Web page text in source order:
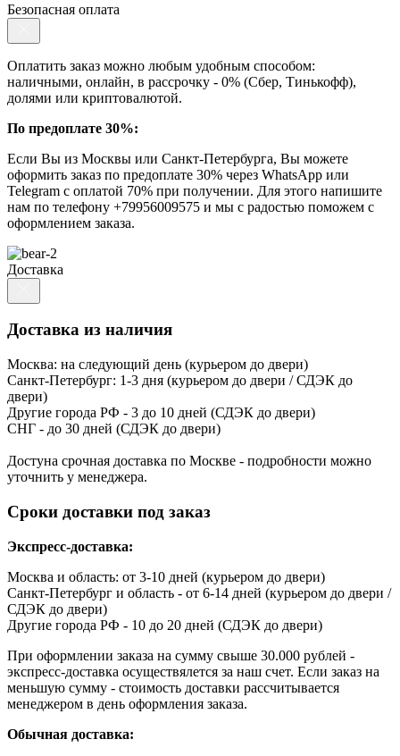
Безопасная оплата
Оплатить заказ можно любым удобным способом:
наличными, онлайн, в рассрочку - 0% (Сбер, Тинькофф),
долями или криптовалютой.
По предоплате 30%:
Если Вы из Москвы или Санкт-Петербурга, Вы можете
оформить заказ по предоплате 30% через WhatsApp или
Telegram с оплатой 70% при получении. Для этого напишите
нам по телефону +79956009575 и мы с радостью поможем с
оформлением заказа.
Доставка
Доставка из наличия
Москва: на следующий день (курьером до двери)
Санкт-Петербург: 1-3 дня (курьером до двери / СДЭК до
двери)
Другие города РФ - 3 до 10 дней (СДЭК до двери)
СНГ - до 30 дней (СДЭК до двери)
Достуна срочная доставка по Москве - подробности можно
уточнить у менеджера.
Сроки доставки под заказ
Экспресс-доставка:
Москва и область: от 3-10 дней (курьером до двери)
Санкт-Петербург и область - от 6-14 дней (курьером до двери /
СДЭК до двери)
Другие города РФ - 10 до 20 дней (СДЭК до двери)
При оформлении заказа на сумму свыше 30.000 рублей -
экспресс-доставка осуществялется за наш счет. Если заказ на
меньшую сумму - стоимость доставки рассчитывается
менеджером в день оформления заказа.
Обычная доставка: